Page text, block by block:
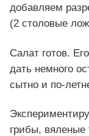
добавляем
(2 столовые
Салат готов.
дать немного
сытно и по-
грибы,